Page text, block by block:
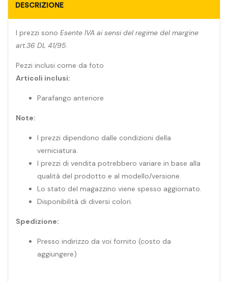
DESCRIZIONE
I prezzi sono Esente IVA ai sensi del regime del margine
art.36 DL 41/95.
Pezzi inclusi come da foto
Articoli inclusi:
Parafango anteriore
Note:
I prezzi dipendono dalle condizioni della
verniciatura.
I prezzi di vendita potrebbero variare in base alla
qualità del prodotto e al modello/versione.
Lo stato del magazzino viene spesso aggiornato.
Disponibilità di diversi colori.
Spedizione:
Presso indirizzo da voi fornito (costo da
aggiungere)